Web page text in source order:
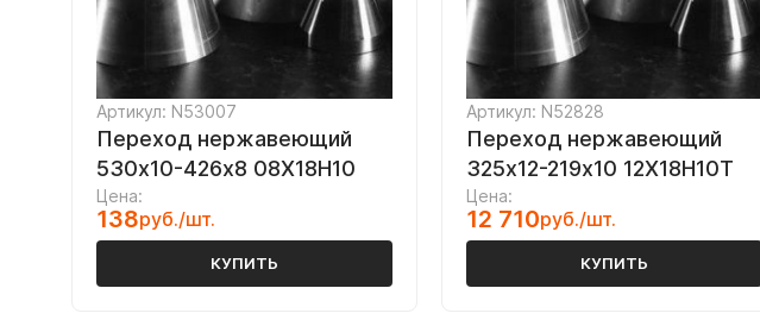
Артикул: N53007
Переход нержавеющий
530х10-426х8 08Х18Н10
Цена:
138руб./шт.
КУПИТЬ
Артикул: N52828
Переход нержавеющий
325х12-219х10 12Х18Н10Т
Цена:
12 710руб./шт.
КУПИТЬ